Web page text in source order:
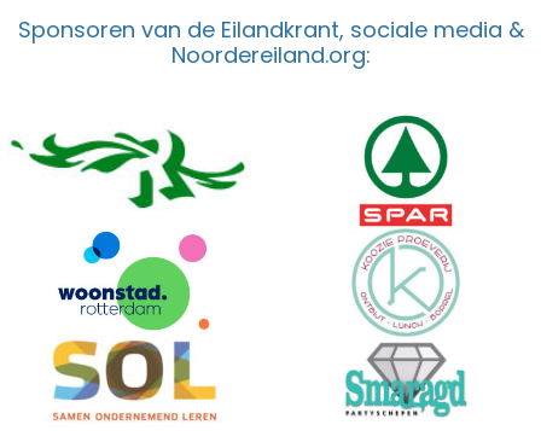
Sponsoren van de Eilandkrant, sociale media &
Noordereiland.org: